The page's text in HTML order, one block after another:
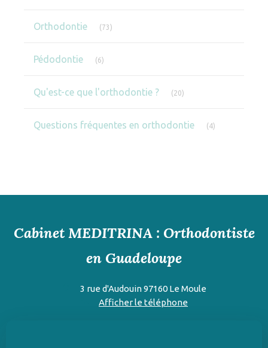
Orthodontie (73)
Pédodontie (6)
Qu'est-ce que l'orthodontie ? (20)
Questions fréquentes en orthodontie (4)
Cabinet MEDITRINA : Orthodontiste
en Guadeloupe
3 rue d'Audouin97160 Le Moule
Afficher le téléphone